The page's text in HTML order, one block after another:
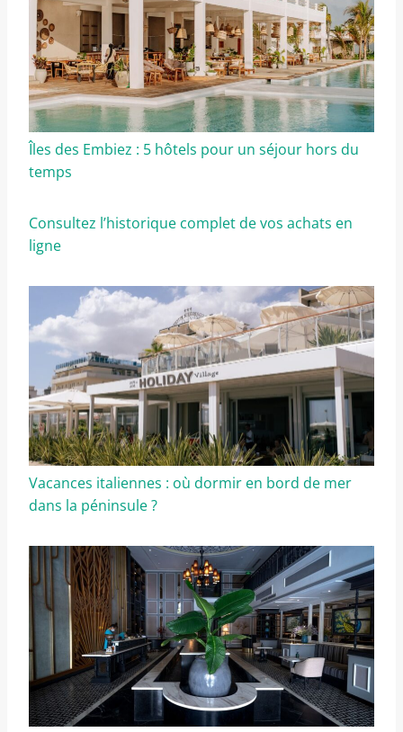
Îles des Embiez : 5 hôtels pour un séjour hors du
temps
Consultez l’historique complet de vos achats en
ligne
Vacances italiennes : où dormir en bord de mer
dans la péninsule ?